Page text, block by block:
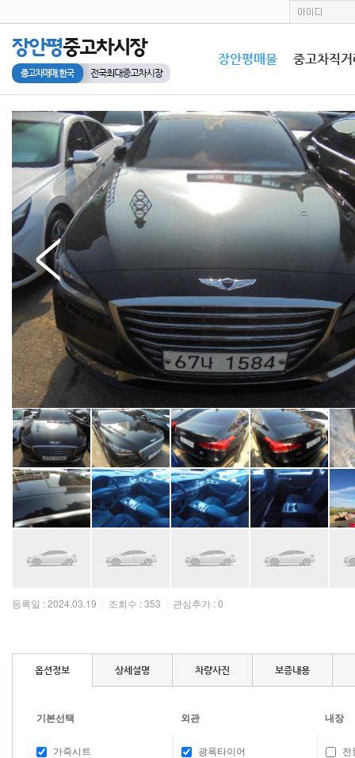
장안평매물 중고차직
등록일 : 2024.03.19 조회수 : 353 관심추가 : 0
옵션정보 상세설명 차량사진 보증내용
기본선택 외관 내장
가죽시트
광폭타이어
전